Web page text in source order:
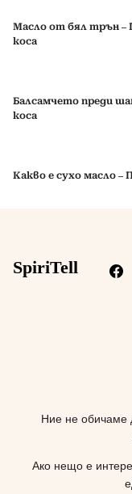
Масло от бял трън –
коса
Балсамчето преди
коса
Какво е сухо масло –
SpiriTell
Ние не обичаме
Ако нещо е